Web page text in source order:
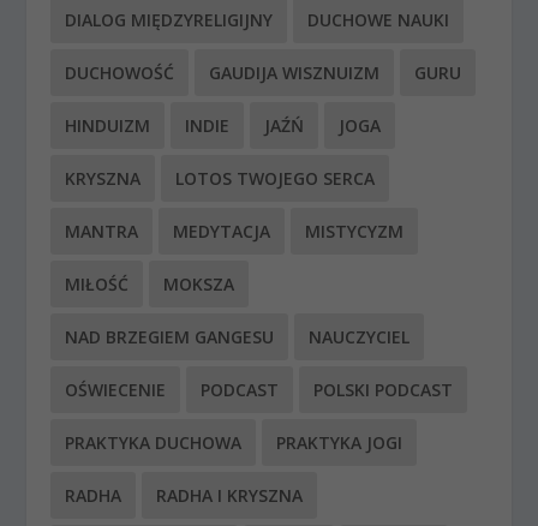
DIALOG MIĘDZYRELIGIJNY DUCHOWE NAUKI
DUCHOWOŚĆ GAUDIJA WISZNUIZM GURU
HINDUIZM INDIE JAŹŃ JOGA
KRYSZNA LOTOS TWOJEGO SERCA
MANTRA MEDYTACJA MISTYCYZM
MIŁOŚĆ MOKSZA
NAD BRZEGIEM GANGESU NAUCZYCIEL
OŚWIECENIE PODCAST POLSKI PODCAST
PRAKTYKA DUCHOWA PRAKTYKA JOGI
RADHA RADHA I KRYSZNA